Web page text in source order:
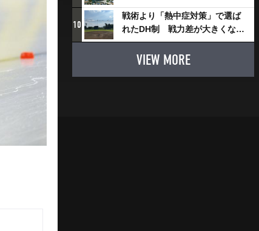
とMUFGが“共創”し描く地域活
性化・社会価値創造の近未来図
とは
10
戦術より「熱中症対策」で選ば
れたDH制 戦力差が大きくなる
懸念も
VIEW MORE